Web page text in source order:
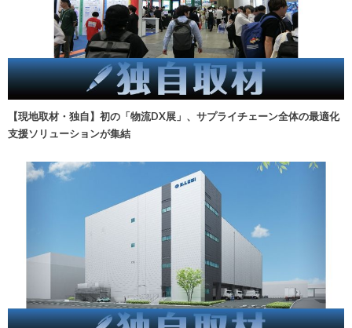
【現地取材・独自】初の「物流DX展」、サプライチェーン全体の最適化
支援ソリューションが集結